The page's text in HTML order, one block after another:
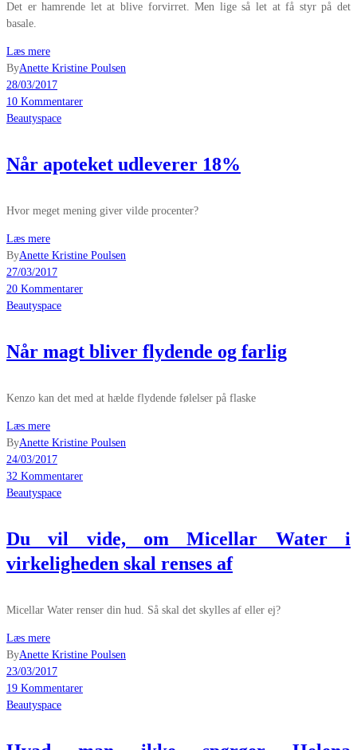
Det er hamrende let at blive forvirret. Men lige så let at få styr på det
basale.
Læs mere
ByAnette Kristine Poulsen
28/03/2017
10 Kommentarer
Beautyspace
Når apoteket udleverer 18%
Hvor meget mening giver vilde procenter?
Læs mere
ByAnette Kristine Poulsen
27/03/2017
20 Kommentarer
Beautyspace
Når magt bliver flydende og farlig
Kenzo kan det med at hælde flydende følelser på flaske
Læs mere
ByAnette Kristine Poulsen
24/03/2017
32 Kommentarer
Beautyspace
Du vil vide, om Micellar Water i
virkeligheden skal renses af
Micellar Water renser din hud. Så skal det skylles af eller ej?
Læs mere
ByAnette Kristine Poulsen
23/03/2017
19 Kommentarer
Beautyspace